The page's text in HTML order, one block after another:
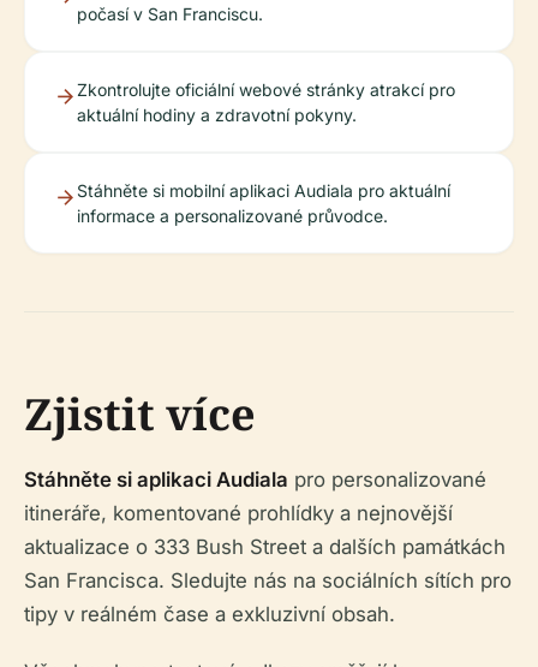
počasí v San Franciscu.
Zkontrolujte oficiální webové stránky atrakcí pro
aktuální hodiny a zdravotní pokyny.
Stáhněte si mobilní aplikaci Audiala pro aktuální
informace a personalizované průvodce.
Zjistit více
Stáhněte si aplikaci Audiala pro personalizované
itineráře, komentované prohlídky a nejnovější
aktualizace o 333 Bush Street a dalších památkách
San Francisca. Sledujte nás na sociálních sítích pro
tipy v reálném čase a exkluzivní obsah.